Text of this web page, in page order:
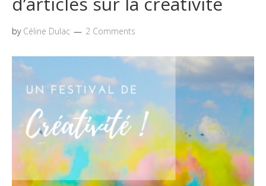
by Céline Dulac 2 Comments